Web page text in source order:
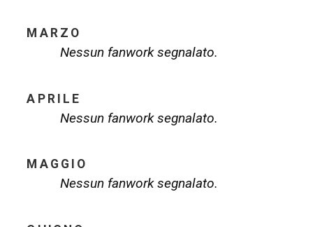
MARZO
Nessun fanwork segnalato.
APRILE
Nessun fanwork segnalato.
MAGGIO
Nessun fanwork segnalato.